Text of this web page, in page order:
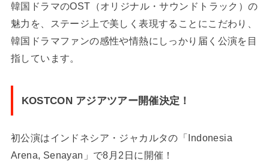
韓国ドラマのOST（オリジナル・サウンドトラック）の
魅力を、ステージ上で美しく表現することにこだわり、
韓国ドラマファンの感性や情熱にしっかり届く公演を目
指しています。
KOSTCON アジアツアー開催決定！
初公演はインドネシア・ジャカルタの「Indonesia
Arena, Senayan」で8月2日に開催！